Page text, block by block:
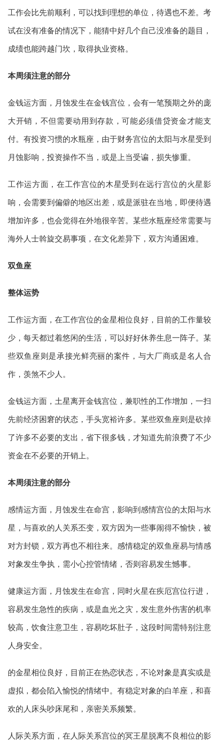
工作会比先前顺利，可以找到理想的单位，待遇也不差。考
试在没有准备的情况下，能猜中好几个自己没准备的题目，
成绩也能跨越门坎，取得执业资格。
本周须注意的部分
金钱运方面，月蚀发生在金钱宫位，会有一笔预期之外的庞
大开销，不但需要动用到存款，可能必须借贷资金才能支
付。有投资习惯的水瓶座，由于财务宫位的太阳与水星受到
月蚀影响，投资操作不当，或是上当受谝，损失惨重。
工作运方面，在工作宫位的木星受到在远行宫位的火星影
响，会需要到偏僻的地区出差，或是派驻在当地，即便待遇
增加许多，也会觉得在外地很辛苦。某些水瓶座经常需要与
海外人士斡旋交易事项，在文化差异下，双方沟通困难。
双鱼座
整体运势
工作运方面，在工作宫位的金星相位良好，目前的工作量较
少，每天都过着悠闲的生活，可以好好休养生息一阵子。某
些双鱼座则是承接光鲜亮丽的案件，与大厂商或是名人合
作，羡煞不少人。
金钱运方面，土星离开金钱宫位，兼职性的工作增加，一扫
先前经济困窘的状态，手头宽裕许多。某些双鱼座则是砍掉
了许多不必要的支出，省下很多钱，才知道先前浪费了不少
资金在不必要的开销上。
本周须注意的部分
感情运方面，月蚀发生在命宫，影响到感情宫位的太阳与水
星，与喜欢的人关系丕变，双方因为一些事闹得不愉快，被
对方封锁，双方再也不相往来。感情稳定的双鱼座易与情感
对象发生争执，需小心控管情绪，否则容易发生憾事。
健康运方面，月蚀发生在命宫，同时火星在疾厄宫位行进，
容易发生急性的疾病，或是血光之灾，发生意外伤害的机率
较高，饮食注意卫生，容易吃坏肚子，这段时间需特别注意
人身安全。
的金星相位良好，目前正在热恋状态，不论对象是真实或是
虚拟，都会陷入愉悦的情绪中。有稳定对象的白羊座，和喜
欢的人床头吵床尾和，亲密关系频繁。
人际关系方面，在人际关系宫位的冥王星脱离不良相位的影